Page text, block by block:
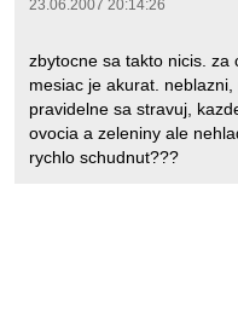
23.06.2007 20:14:26
zbytocne sa takto nicis. za
mesiac je akurat.
pravidelne sa stravuj,
ovocia a zeleniny ale
rychlo schudnut???